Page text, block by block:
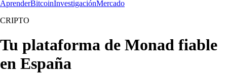
AprenderBitcoinInvestigaciónMercado
CRIPTO
Tu plataforma de Monad fiable
en España